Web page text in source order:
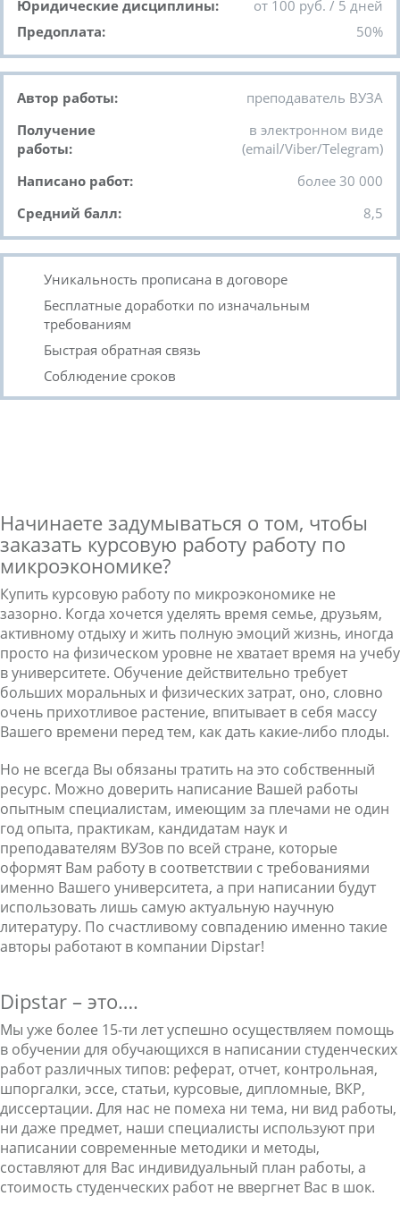
Юридические дисциплины:
от 100 руб. / 5 дней
Предоплата:
50%
Автор работы:
преподаватель ВУЗА
Получение
работы:
в электронном виде
(email/Viber/Telegram)
Написано работ:
более 30 000
Средний балл:
8,5
Уникальность прописана в договоре
Бесплатные доработки по изначальным
требованиям
Быстрая обратная связь
Соблюдение сроков
Начинаете задумываться о том, чтобы
заказать курсовую работу работу по
микроэкономике?
Купить курсовую работу по микроэкономике не
зазорно. Когда хочется уделять время семье, друзьям,
активному отдыху и жить полную эмоций жизнь, иногда
просто на физическом уровне не хватает время на учебу
в университете. Обучение действительно требует
больших моральных и физических затрат, оно, словно
очень прихотливое растение, впитывает в себя массу
Вашего времени перед тем, как дать какие-либо плоды.
Но не всегда Вы обязаны тратить на это собственный
ресурс. Можно доверить написание Вашей работы
опытным специалистам, имеющим за плечами не один
год опыта, практикам, кандидатам наук и
преподавателям ВУЗов по всей стране, которые
оформят Вам работу в соответствии с требованиями
именно Вашего университета, а при написании будут
использовать лишь самую актуальную научную
литературу. По счастливому совпадению именно такие
авторы работают в компании Dipstar!
Dipstar – это….
Мы уже более 15-ти лет успешно осуществляем помощь
в обучении для обучающихся в написании студенческих
работ различных типов: реферат, отчет, контрольная,
шпоргалки, эссе, статьи, курсовые, дипломные, ВКР,
диссертации. Для нас не помеха ни тема, ни вид работы,
ни даже предмет, наши специалисты используют при
написании современные методики и методы,
составляют для Вас индивидуальный план работы, а
стоимость студенческих работ не ввергнет Вас в шок.